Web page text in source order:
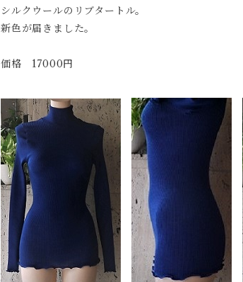
シルクウールのリブタートル。
新色が届きました。
価格 17000円